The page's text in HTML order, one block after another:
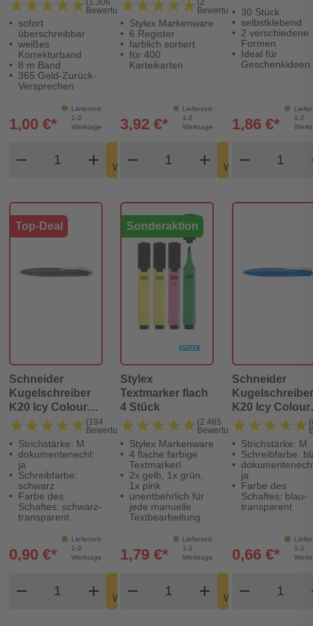
★★★★★
★★★★★ Bewertungen)
sofort
überschreibbar
weißes
Korrekturband
8 m Band
365 Geld-Zurück-
Versprechen
Lieferzeit:
1-2
Werktage
1,00 €*
remove add
Warenkorb
shopping_cart
★★★★★
★★★★★ Bewertungen)
Stylex Markenware
6 Register
farblich sortiert
für 400
Karteikarten
Lieferzeit:
1-2
Werktage
3,92 €*
remove add
Warenkorb
shopping_cart
30 Stück
selbstklebend
2 verschiedene
Formen
Ideal für
Geschenkideen
1-2
1,86 €*
remove
Top-Deal
Schneider
Kugelschreiber
K20 Icy Colours -
M, schwarz
(dokumentenecht)
★★★★★
★★★★★ (194
Bewertungen)
Strichstärke: M
dokumentenecht:
ja
Schreibfarbe:
schwarz
Farbe des
Schaftes: schwarz-
transparent
Lieferzeit:
1-2
Werktage
0,90 €*
remove add
Warenkorb
shopping_cart
Sonderaktion
Stylex
Textmarker flach
4 Stück
★★★★★
★★★★★ (2.485
Bewertungen)
Stylex Markenware
4 flache farbige
Textmarkerl
2x gelb, 1x grün,
1x pink
unentbehrlich für
jede manuelle
Textbearbeitung
Lieferzeit:
1-2
Werktage
1,79 €*
remove add
Warenkorb
shopping_cart
Schneider
Kugelschreiber
K20 Icy
M, blau
★★★★★
★★★★★
Strichstärke: M
Schreibfarbe:
ja
Farbe des
Schaftes: blau-
transparent
1-2
0,66 €*
remove